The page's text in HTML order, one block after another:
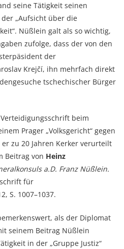
seine Tätigkeit seinen
„Aufsicht über die
Nüßlein galt als so wichtig,
zufolge, dass der von den
der
Krejčí, ihn mehrfach direkt
tschechischer Bürger
beim
Prager „Volksgericht“ gegen
zu 20 Jahren Kerker verurteilt
Beitrag von Heinz
a.D. Franz Nüßlein.
für
S. 1007–1037.
als der Diplomat
seinem Beitrag Nüßlein
in der „Gruppe Justiz“